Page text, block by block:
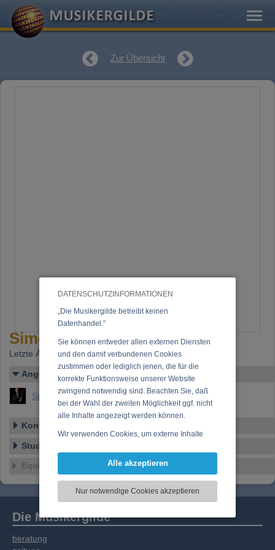
DATENSCHUTZINFORMATIONEN
„Die Musikergilde betreibt keinen
Datenhandel.”
Sie können entweder allen externen Diensten
und den damit verbundenen Cookies
zustimmen oder lediglich jenen, die für die
korrekte Funktionsweise unserer Website
zwingend notwendig sind. Beachten Sie, daß
bei der Wahl der zweiten Möglichkeit ggf. nicht
alle Inhalte angezeigt werden können.
Wir verwenden Cookies, um externe Inhalte
Funktionen für soziale Medien anbieten zu
zu analysieren. Dabei werden ggf.
Informationen zu Ihrer Verwendung unserer
soziale Medien, Werbung und Analysen
Alle akzeptieren
Nur notwendige Cookies akzeptieren
Zur Übersicht
Simon's Home Studio
Letzte Änderung: 22.05.2020
Angelegt von
Springer, Simon (MA Simon Springer)
Kontakt/Anschrift
Studio-Details
Equipment
Die Musikergilde
beratung